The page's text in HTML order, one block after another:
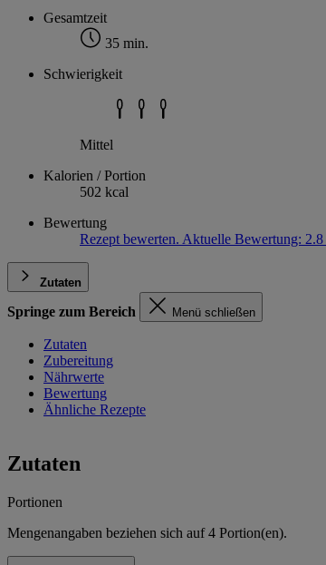
Gesamtzeit
35 min.
Schwierigkeit
Mittel
Kalorien / Portion
502 kcal
Bewertung
Rezept bewerten. Aktuelle Bewertung: 2.8
Zutaten
Springe zum Bereich Menü schließen
Zutaten
Zubereitung
Nährwerte
Bewertung
Ähnliche Rezepte
Zutaten
Portionen
Mengenangaben beziehen sich auf4 Portion(en).